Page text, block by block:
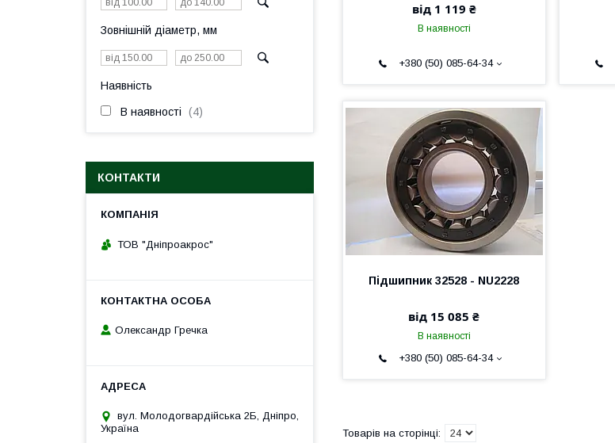
від 1 119 ₴
В наявності
+380 (50) 085-64-34
Підшипник 32528 - NU2228
від 15 085 ₴
В наявності
+380 (50) 085-64-34
Зовнішній діаметр, мм
Наявність
В наявності 4
КОНТАКТИ
ТОВ "Дніпроакрос"
Олександр Гречка
вул. Молодогвардійська 2Б, Дніпро,
Україна